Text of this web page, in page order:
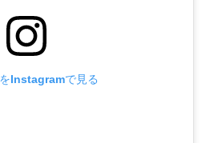
Instagramで見る